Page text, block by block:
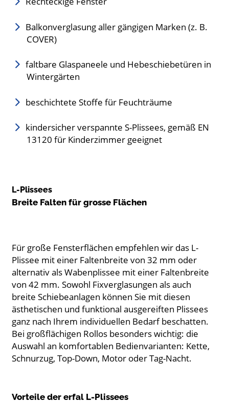
Balkonverglasung aller gängigen Marken (z. B.
COVER)
faltbare Glaspaneele und Hebeschiebetüren in
Wintergärten
beschichtete Stoffe für Feuchträume
kindersicher verspannte S-Plissees, gemäß EN
13120 für Kinderzimmer geeignet
L-Plissees
Breite Falten für grosse Flächen
Für große Fensterflächen empfehlen wir das L-
Plissee mit einer Faltenbreite von 32 mm oder
alternativ als Wabenplissee mit einer Faltenbreite
von 42 mm. Sowohl Fixverglasungen als auch
breite Schiebeanlagen können Sie mit diesen
ästhetischen und funktional ausgereiften Plissees
ganz nach Ihrem individuellen Bedarf beschatten.
Bei großflächigen Rollos besonders wichtig: die
Auswahl an komfortablen Bedienvarianten: Kette,
Schnurzug, Top-Down, Motor oder Tag-Nacht.
Vorteile der erfal L-Plissees